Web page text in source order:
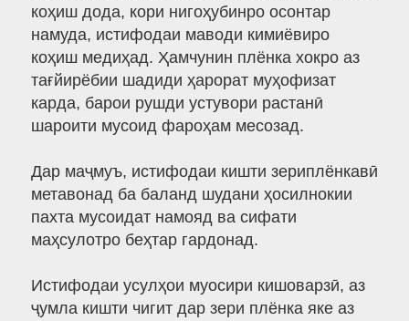
коҳиш дода, кори нигоҳубинро осонтар
намуда, истифодаи маводи кимиёвиро
коҳиш медиҳад. Ҳамчунин плёнка хокро аз
тағйирёбии шадиди ҳарорат муҳофизат
карда, барои рушди устувори растанӣ
шароити мусоид фароҳам месозад.
Дар маҷмуъ, истифодаи кишти зериплёнкавӣ
метавонад ба баланд шудани ҳосилнокии
пахта мусоидат намояд ва сифати
маҳсулотро беҳтар гардонад.
Истифодаи усулҳои муосири кишоварзӣ, аз
ҷумла кишти чигит дар зери плёнка яке аз